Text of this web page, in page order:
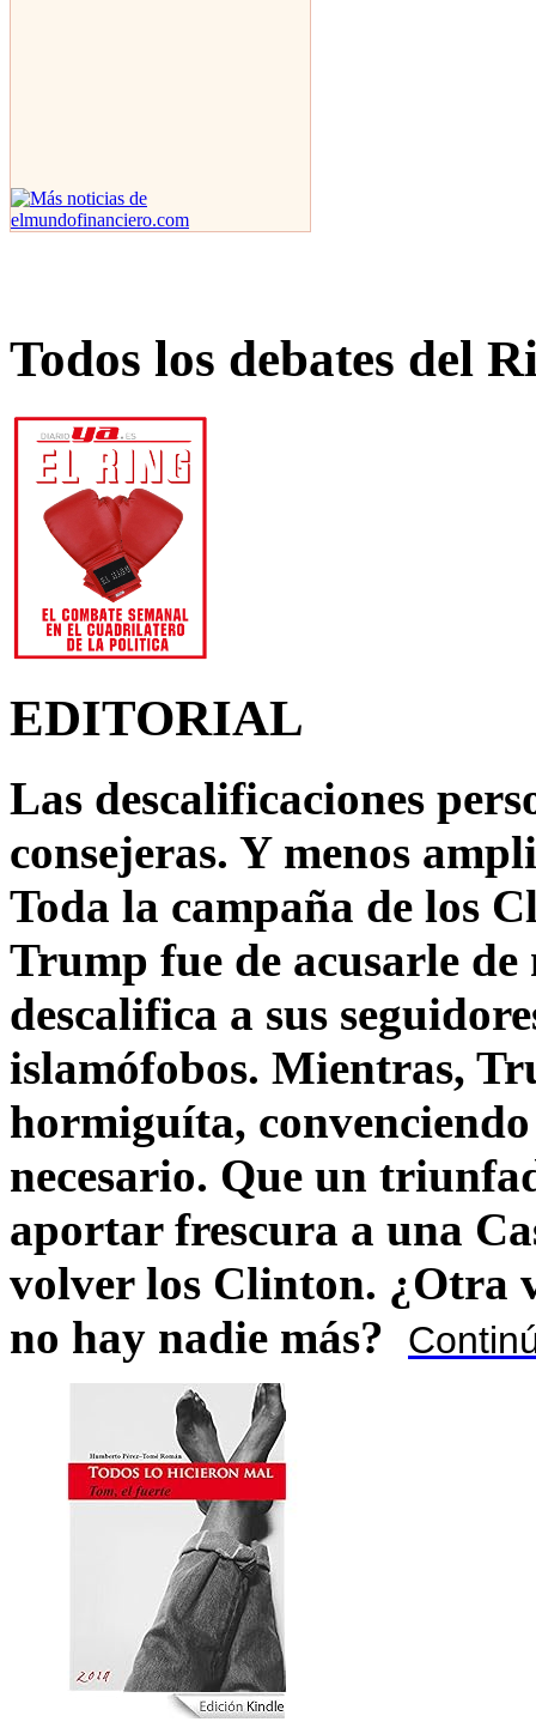
Todos los debates del
EDITORIAL
Las descalificaciones
consejeras. Y menos
Toda la campaña de los
Trump fue de acusarle
descalifica a sus
islamófobos. Mientras,
hormiguíta,
necesario. Que un
aportar frescura a una
volver los Clinton. ¿Otra
no hay nadie más?